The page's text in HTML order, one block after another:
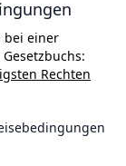
bei einer
Rechten